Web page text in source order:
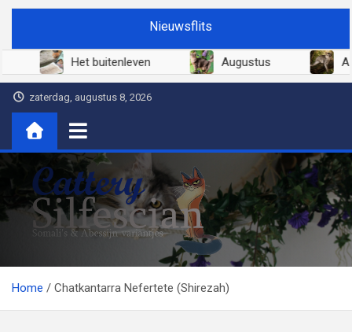
Ga
de
Nieuwsflits
Het buitenleven Augustus
zaterdag, augustus 8, 2026
Cattery Silfescian
Somali's en soms Abessijn-variantjes
Home
Chatkantarra Nefertete (Shirezah)